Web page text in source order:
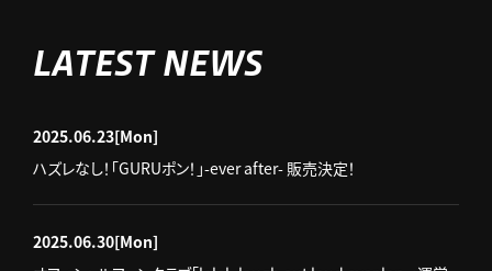
LATEST NEWS
2025.06.23[Mon]
ハズレなし！「GURUポン！」-ever after- 販売決定！
2025.06.30[Mon]